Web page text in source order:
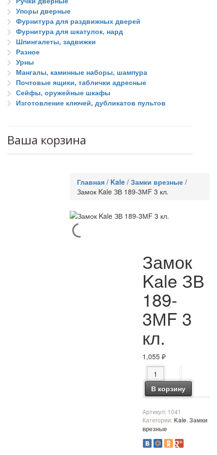
Упоры дверные
Фурнитура для раздвижных дверей
Фурнитура для шкатулок, нард
Шпингалеты, задвижки
Разное
Урны
Мангалы, каминные наборы, шампура
Почтовые ящики, таблички адресные
Сейфы, оружейные шкафы
Изготовление ключей, дубликатов пультов
Ваша корзина
Главная / Kale / Замки врезные /
Замок Kale ЗВ 189-3МF 3 кл.
Замок
Kale ЗВ
189-
3МF 3
кл.
1,055₽
Количество товара
В корзину
Артикул: 1041
Категории: Kale,Замки
врезные